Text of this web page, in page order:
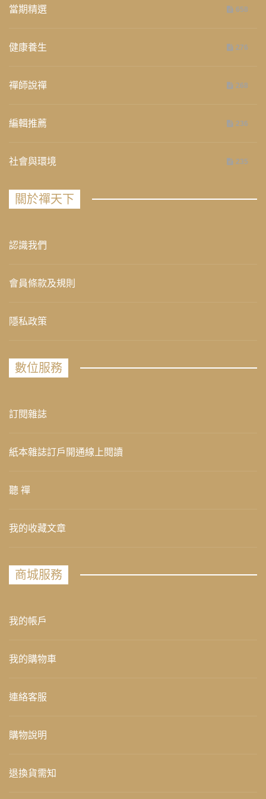
當期精選 658
健康養生 276
禪師說禪 268
編輯推薦 236
社會與環境 235
關於禪天下
認識我們
會員條款及規則
隱私政策
數位服務
訂閱雜誌
紙本雜誌訂戶開通線上閱讀
聽 禪
我的收藏文章
商城服務
我的帳戶
我的購物車
連絡客服
購物說明
退換貨需知